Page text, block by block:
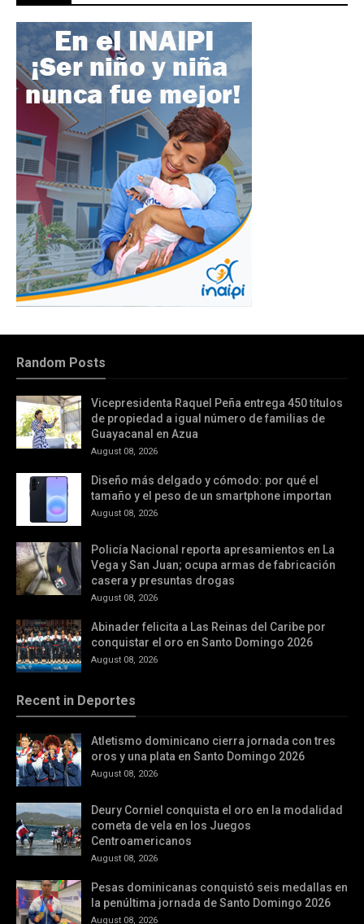
Random Posts
Vicepresidenta Raquel Peña entrega 450 títulos
de propiedad a igual número de familias de
Guayacanal en Azua
August 08, 2026
Diseño más delgado y cómodo: por qué el
tamaño y el peso de un smartphone importan
August 08, 2026
Policía Nacional reporta apresamientos en La
Vega y San Juan; ocupa armas de fabricación
casera y presuntas drogas
August 08, 2026
Abinader felicita a Las Reinas del Caribe por
conquistar el oro en Santo Domingo 2026
August 08, 2026
Recent in Deportes
Atletismo dominicano cierra jornada con tres
oros y una plata en Santo Domingo 2026
August 08, 2026
Deury Corniel conquista el oro en la modalidad
cometa de vela en los Juegos
Centroamericanos
August 08, 2026
Pesas dominicanas conquistó seis medallas en
la penúltima jornada de Santo Domingo 2026
August 08, 2026